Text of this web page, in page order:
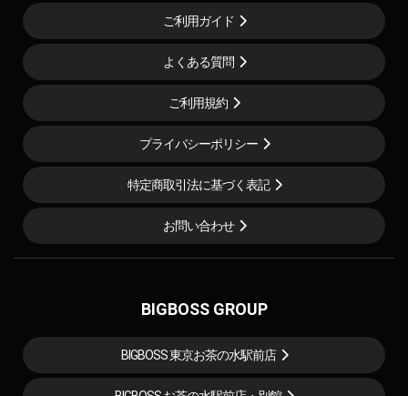
ご利用ガイド
よくある質問
ご利用規約
プライバシーポリシー
特定商取引法に基づく表記
お問い合わせ
BIGBOSS GROUP
BIGBOSS 東京お茶の水駅前店